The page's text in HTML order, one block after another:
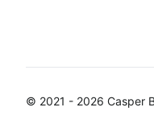
© 2021 - 2026 Casper